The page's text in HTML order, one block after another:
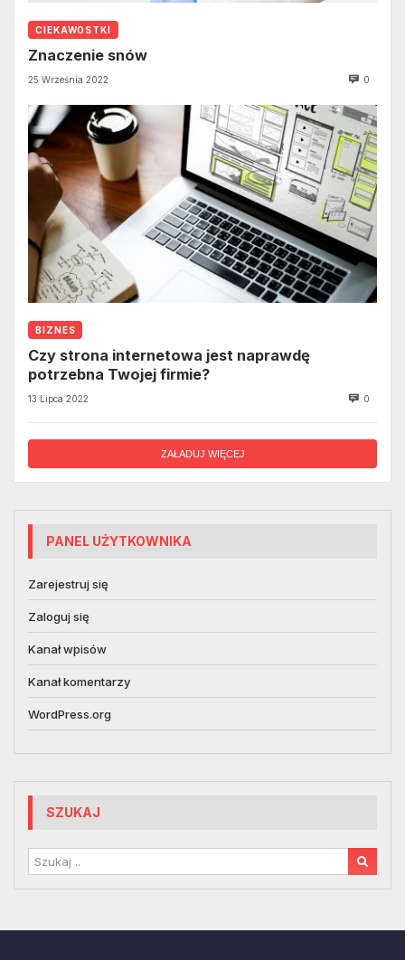
CIEKAWOSTKI
Znaczenie snów
25 Września 2022 0
BIZNES
Czy strona internetowa jest naprawdę
potrzebna Twojej firmie?
13 Lipca 2022 0
ZAŁADUJ WIĘCEJ
PANEL UŻYTKOWNIKA
Zarejestruj się
Zaloguj się
Kanał wpisów
Kanał komentarzy
WordPress.org
SZUKAJ